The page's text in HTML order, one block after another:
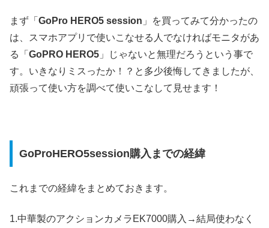
まず「 GoPro HERO5 session 」を買ってみて分かったの
は、スマホアプリで使いこなせる人でなければモニタがあ
る「 GoPRO HERO5 」じゃないと無理だろうという事で
す。いきなりミスったか！？と多少後悔してきましたが、
頑張って使い方を調べて使いこなして見せます！
GoProHERO5session購入までの経緯
これまでの経緯をまとめておきます。
1.中華製のアクションカメラEK7000購入→結局使わなく